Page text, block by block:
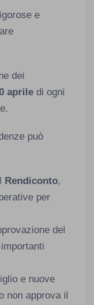
e
dei
aprile di ogni
può
Rendiconto,
per
del
e nuove
non approva il